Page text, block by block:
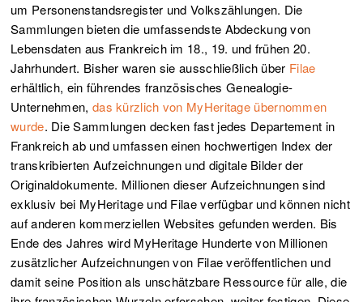
um Personenstandsregister und Volkszählungen. Die
Sammlungen bieten die umfassendste Abdeckung von
Lebensdaten aus Frankreich im 18., 19. und frühen 20.
Jahrhundert. Bisher waren sie ausschließlich über Filae
erhältlich, ein führendes französisches Genealogie-
Unternehmen, das kürzlich von MyHeritage übernommen
wurde. Die Sammlungen decken fast jedes Departement in
Frankreich ab und umfassen einen hochwertigen Index der
transkribierten Aufzeichnungen und digitale Bilder der
Originaldokumente. Millionen dieser Aufzeichnungen sind
exklusiv bei MyHeritage und Filae verfügbar und können nicht
auf anderen kommerziellen Websites gefunden werden. Bis
Ende des Jahres wird MyHeritage Hunderte von Millionen
zusätzlicher Aufzeichnungen von Filae veröffentlichen und
damit seine Position als unschätzbare Ressource für alle, die